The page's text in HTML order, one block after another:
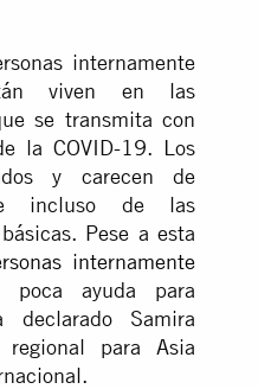
internamente
viven en las
se transmita con
la COVID-19. Los
y carecen de
e incluso de las
Pese a esta
internamente
poca ayuda para
Samira
para Asia